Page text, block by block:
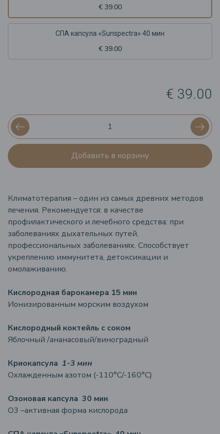
€ 39.00
СПА капсула «Sunspectra» 40 мин
€ 39.00
€ 39.00
Добавить в корзину
Климатотерапия – один из самых древних методов
лечения. Рекомендуется: в качестве
профилактического и лечебного средства: при
заболеваниях дыхательных путей,
профессиональных заболеваниях. Способствует
укреплению иммунитета, детоксикации и
омолаживанию.
Кислородная барокамера 15 мин
Ионизированным морским воздухом
Кислородный коктейль с соком
Яблочный /ананасовый/виноградный
Криокапсула 1-3 мин
Охлажденным азотом (-110°С/-160°С)
Озоновая капсула 30 мин
O3 –активная форма кислорода